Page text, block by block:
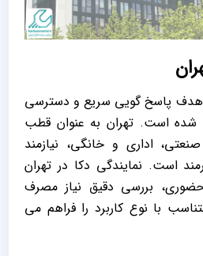
هدف پاسخ ‌گویی سریع و دسترسی
شده است. تهران به‌ عنوان قطب
اداری و خانگی، نیازمند
است. نمایندگی دکا در تهران
بررسی دقیق نیاز مصرف‌
با نوع کاربرد را فراهم می